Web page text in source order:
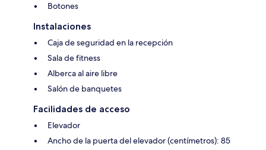
Botones
Instalaciones
Caja de seguridad en la recepción
Sala de fitness
Alberca al aire libre
Salón de banquetes
Facilidades de acceso
Elevador
Ancho de la puerta del elevador (centímetros): 85